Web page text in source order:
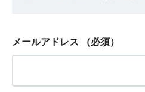
メールアドレス （必須）